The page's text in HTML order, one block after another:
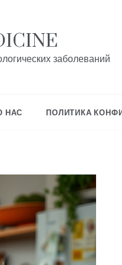
заболеваний
НАС ПОЛИТИКА